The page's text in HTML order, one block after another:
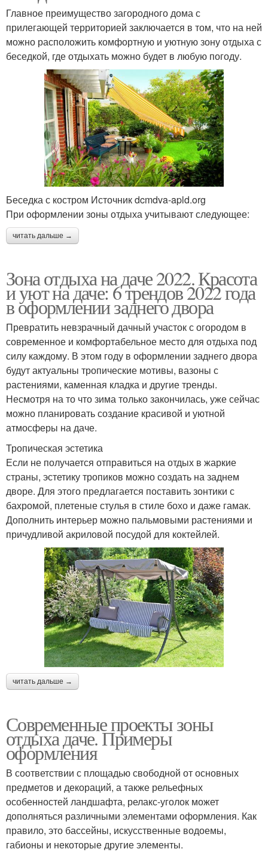
Главное преимущество загородного дома с
прилегающей территорией заключается в том, что на ней
можно расположить комфортную и уютную зону отдыха с
беседкой, где отдыхать можно будет в любую погоду.
Беседка с костром Источник dcmdva-apld.org
При оформлении зоны отдыха учитывают следующее:
читать дальше →
Зона отдыха на даче 2022. Красота
и уют на даче: 6 трендов 2022 года
в оформлении заднего двора
Превратить невзрачный дачный участок с огородом в
современное и комфортабельное место для отдыха под
силу каждому. В этом году в оформлении заднего двора
будут актуальны тропические мотивы, вазоны с
растениями, каменная кладка и другие тренды.
Несмотря на то что зима только закончилась, уже сейчас
можно планировать создание красивой и уютной
атмосферы на даче.
Тропическая эстетика
Если не получается отправиться на отдых в жаркие
страны, эстетику тропиков можно создать на заднем
дворе. Для этого предлагается поставить зонтики с
бахромой, плетеные стулья в стиле бохо и даже гамак.
Дополнить интерьер можно пальмовыми растениями и
причудливой акриловой посудой для коктейлей.
читать дальше →
Современные проекты зоны
отдыха даче. Примеры
оформления
В соответствии с площадью свободной от основных
предметов и декораций, а также рельефных
особенностей ландшафта, релакс-уголок может
дополняться различными элементами оформления. Как
правило, это бассейны, искусственные водоемы,
габионы и некоторые другие элементы.